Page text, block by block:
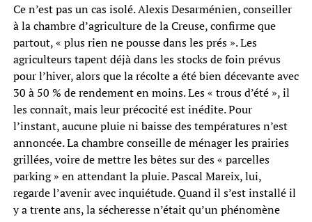
Ce n’est pas un cas isolé. Alexis Desarménien, conseiller
à la chambre d’agriculture de la Creuse, confirme que
partout, « plus rien ne pousse dans les prés ». Les
agriculteurs tapent déjà dans les stocks de foin prévus
pour l’hiver, alors que la récolte a été bien décevante avec
30 à 50 % de rendement en moins. Les « trous d’été », il
les connaît, mais leur précocité est inédite. Pour
l’instant, aucune pluie ni baisse des températures n’est
annoncée. La chambre conseille de ménager les prairies
grillées, voire de mettre les bêtes sur des « parcelles
parking » en attendant la pluie. Pascal Mareix, lui,
regarde l’avenir avec inquiétude. Quand il s’est installé il
y a trente ans, la sécheresse n’était qu’un phénomène